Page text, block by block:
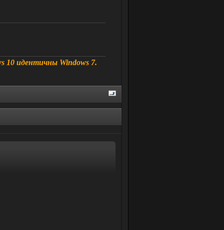
10 идентичны Windows 7.